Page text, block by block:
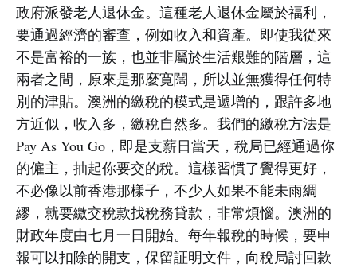
政府派發老人退休金。這種老人退休金屬於福利，
要通過經濟的審查，例如收入和資產。即使我從來
不是富裕的一族，也並非屬於生活艱難的階層，這
兩者之間，原來是那麼寛闊，所以並無獲得任何特
別的津貼。澳洲的繳稅的模式是遞增的，跟許多地
方近似，收入多，繳稅自然多。我們的繳稅方法是
Pay As You Go，即是支薪日當天，稅局已經通過你
的僱主，抽起你要交的稅。這樣習慣了覺得更好，
不必像以前香港那樣子，不少人如果不能未雨綢
繆，就要繳交稅款找稅務貸款，非常煩惱。澳洲的
財政年度由七月一日開始。每年報稅的時候，要申
報可以扣除的開支，保留証明文件，向稅局討回款